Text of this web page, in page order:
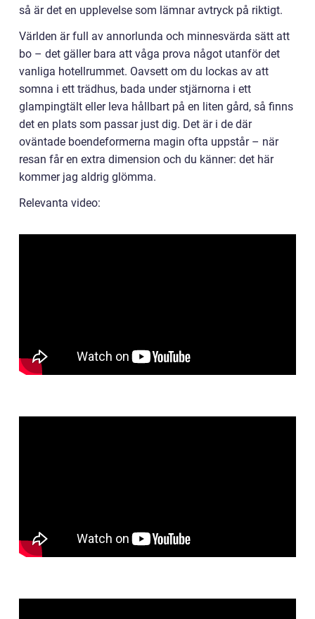
så är det en upplevelse som lämnar avtryck på riktigt.
Världen är full av annorlunda och minnesvärda sätt att
bo – det gäller bara att våga prova något utanför det
vanliga hotellrummet. Oavsett om du lockas av att
somna i ett trädhus, bada under stjärnorna i ett
glampingtält eller leva hållbart på en liten gård, så finns
det en plats som passar just dig. Det är i de där
oväntade boendeformerna magin ofta uppstår – när
resan får en extra dimension och du känner: det här
kommer jag aldrig glömma.
Relevanta video: